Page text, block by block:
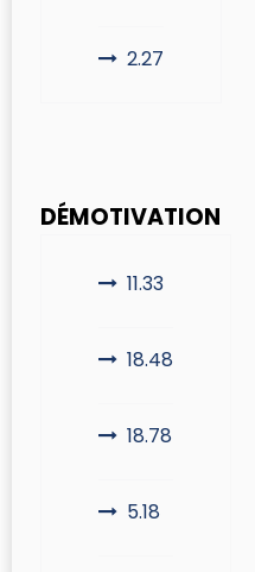
2.27
DÉMOTIVATION
11.33
18.48
18.78
5.18